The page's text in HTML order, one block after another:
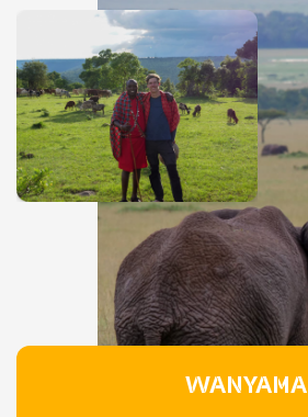
WANYAMA